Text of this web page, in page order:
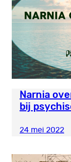
Narnia
bij
24 mei 2022